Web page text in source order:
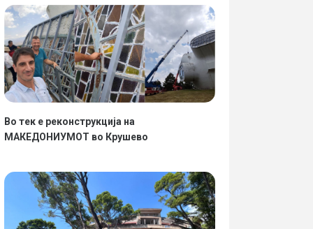
Во тек е реконструкција на
МАКЕДОНИУМОТ во Крушево